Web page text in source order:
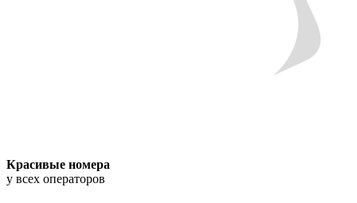
Красивые номера
у всех операторов